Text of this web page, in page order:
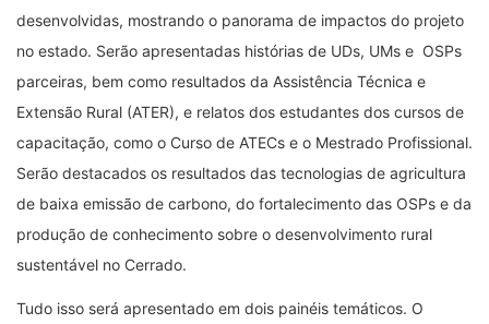
desenvolvidas, mostrando o panorama de impactos do projeto
no estado. Serão apresentadas histórias de UDs, UMs e OSPs
parceiras, bem como resultados da Assistência Técnica e
Extensão Rural (ATER), e relatos dos estudantes dos cursos de
capacitação, como o Curso de ATECs e o Mestrado Profissional.
Serão destacados os resultados das tecnologias de agricultura
de baixa emissão de carbono, do fortalecimento das OSPs e da
produção de conhecimento sobre o desenvolvimento rural
sustentável no Cerrado.
Tudo isso será apresentado em dois painéis temáticos. O